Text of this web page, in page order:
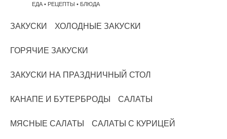
ЕДА • РЕЦЕПТЫ • БЛЮДА
ЗАКУСКИ ХОЛОДНЫЕ ЗАКУСКИ
ГОРЯЧИЕ ЗАКУСКИ
ЗАКУСКИ НА ПРАЗДНИЧНЫЙ СТОЛ
КАНАПЕ И БУТЕРБРОДЫ САЛАТЫ
МЯСНЫЕ САЛАТЫ САЛАТЫ С КУРИЦЕЙ